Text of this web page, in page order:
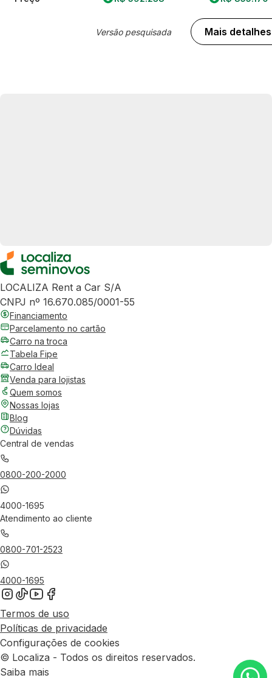
Versão pesquisada Mais detalhes
LOCALIZA Rent a Car S/A
CNPJ nº 16.670.085/0001-55
Financiamento
Parcelamento no cartão
Carro na troca
Tabela Fipe
Carro Ideal
Venda para lojistas
Quem somos
Nossas lojas
Blog
Dúvidas
Central de vendas
0800-200-2000
4000-1695
Atendimento ao cliente
0800-701-2523
4000-1695
Termos de uso
Políticas de privacidade
Configurações de cookies
© Localiza - Todos os direitos reservados.
Saiba mais